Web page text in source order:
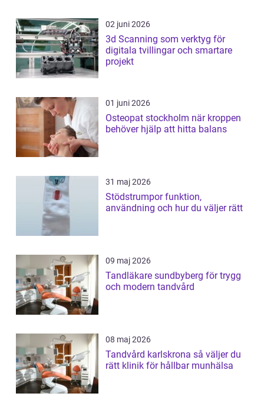
02 juni 2026
3d Scanning som verktyg för
digitala tvillingar och smartare
projekt
01 juni 2026
Osteopat stockholm när kroppen
behöver hjälp att hitta balans
31 maj 2026
Stödstrumpor funktion,
användning och hur du väljer rätt
09 maj 2026
Tandläkare sundbyberg för trygg
och modern tandvård
08 maj 2026
Tandvård karlskrona så väljer du
rätt klinik för hållbar munhälsa